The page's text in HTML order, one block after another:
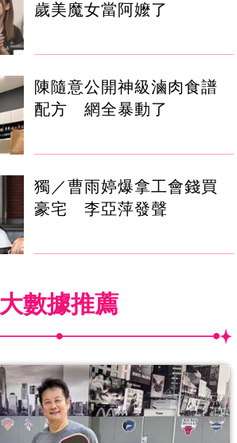
歲美魔女當阿嬤了
陳隨意公開神級滷肉食譜
配方 網全暴動了
獨／曹雨婷爆拿工會錢買
豪宅 李亞萍發聲
大數據推薦